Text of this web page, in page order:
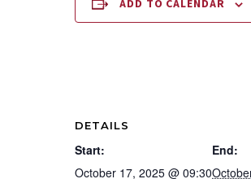
ADD TO CALENDAR
DETAILS
Start:
October 17, 2025 @ 09:30
End: